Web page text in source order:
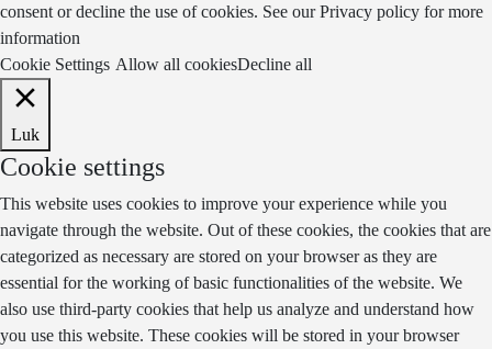
consent or decline the use of cookies. See ourPrivacy policy for more
information
Cookie Settings Allow all cookiesDecline all
Luk
Cookie settings
This website uses cookies to improve your experience while you
navigate through the website. Out of these cookies, the cookies that are
categorized as necessary are stored on your browser as they are
essential for the working of basic functionalities of the website. We
also use third-party cookies that help us analyze and understand how
you use this website. These cookies will be stored in your browser